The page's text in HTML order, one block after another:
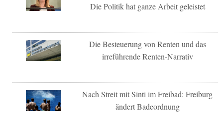
Die Politik hat ganze Arbeit geleistet
Die Besteuerung von Renten und das
irreführende Renten-Narrativ
Nach Streit mit Sinti im Freibad: Freiburg
ändert Badeordnung